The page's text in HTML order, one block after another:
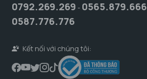
0792.269.269 - 0565.879.666
0587.776.776
Kết nối với chúng tôi: